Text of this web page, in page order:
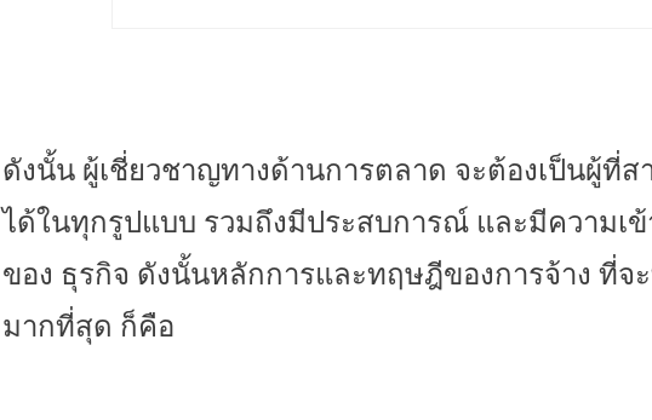
ดังนั้น ผู้เชี่ยวชาญทางด้านการตลาด จะต้องเป็นผู้ที่
ได้ในทุกรูปแบบ รวมถึงมีประสบการณ์ และมีความเข้
ของ ธุรกิจ ดังนั้นหลักการและทฤษฎีของการจ้าง ที่จ
มากที่สุด ก็คือ